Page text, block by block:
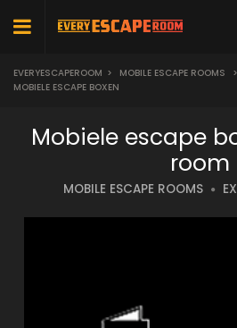
EVERYESCAPEROOM > MOBILE ESCAPE ROOMS >
MOBIELE ESCAPE BOXEN
Mobiele escape
room
MOBILE ESCAPE ROOMS